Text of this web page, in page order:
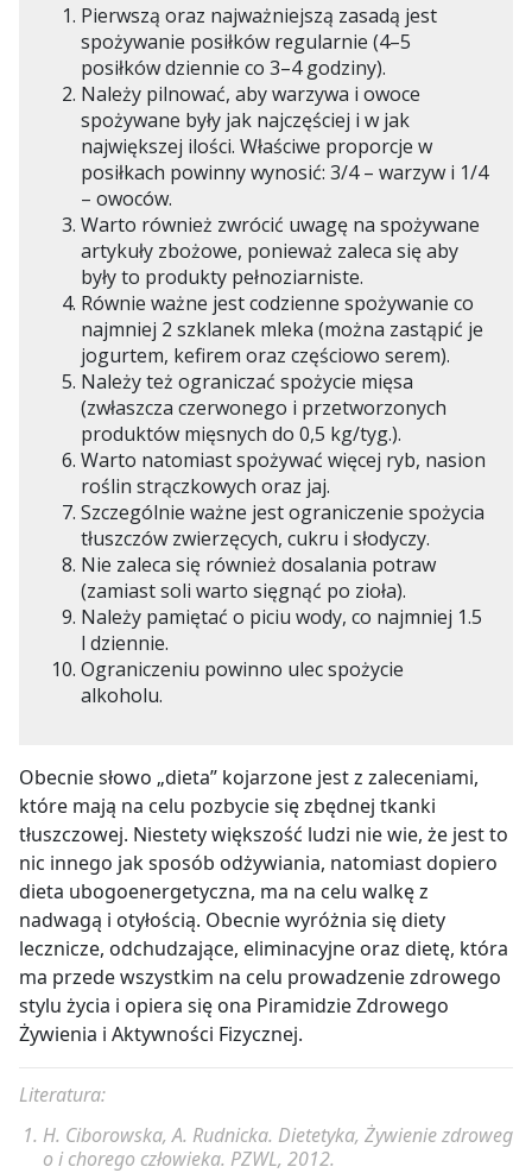
Pierwszą oraz najważniejszą zasadą jest
spożywanie posiłków regularnie (4–5
posiłków dziennie co 3–4 godziny).
Należy pilnować, aby warzywa i owoce
spożywane były jak najczęściej i w jak
największej ilości. Właściwe proporcje w
posiłkach powinny wynosić: 3/4 – warzyw i 1/4
– owoców.
Warto również zwrócić uwagę na spożywane
artykuły zbożowe, ponieważ zaleca się aby
były to produkty pełnoziarniste.
Równie ważne jest codzienne spożywanie co
najmniej 2 szklanek mleka (można zastąpić je
jogurtem, kefirem oraz częściowo serem).
Należy też ograniczać spożycie mięsa
(zwłaszcza czerwonego i przetworzonych
produktów mięsnych do 0,5 kg/tyg.).
Warto natomiast spożywać więcej ryb, nasion
roślin strączkowych oraz jaj.
Szczególnie ważne jest ograniczenie spożycia
tłuszczów zwierzęcych, cukru i słodyczy.
Nie zaleca się również dosalania potraw
(zamiast soli warto sięgnąć po zioła).
Należy pamiętać o piciu wody, co najmniej 1.5
l dziennie.
Ograniczeniu powinno ulec spożycie
alkoholu.
Obecnie słowo „dieta” kojarzone jest z zaleceniami,
które mają na celu pozbycie się zbędnej tkanki
tłuszczowej. Niestety większość ludzi nie wie, że jest to
nic innego jak sposób odżywiania, natomiast dopiero
dieta ubogoenergetyczna, ma na celu walkę z
nadwagą i otyłością. Obecnie wyróżnia się diety
lecznicze, odchudzające, eliminacyjne oraz dietę, która
ma przede wszystkim na celu prowadzenie zdrowego
stylu życia i opiera się ona Piramidzie Zdrowego
Żywienia i Aktywności Fizycznej.
Literatura:
H. Ciborowska, A. Rudnicka. Dietetyka, Żywienie zdroweg
o i chorego człowieka. PZWL, 2012.